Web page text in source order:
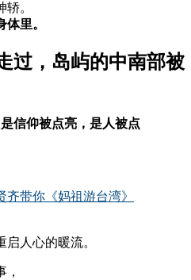
。
里。
过，岛屿的中南部被
信仰被点亮，是人被点
齐带你《妈祖游台湾》
人心的暖流。